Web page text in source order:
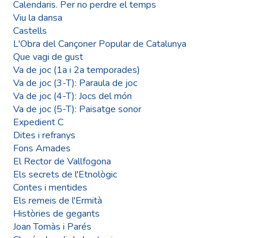
Calendaris. Per no perdre el temps
Viu la dansa
Castells
L'Obra del Cançoner Popular de Catalunya
Que vagi de gust
Va de joc (1a i 2a temporades)
Va de joc (3-T): Paraula de joc
Va de joc (4-T): Jocs del món
Va de joc (5-T): Paisatge sonor
Expedient C
Dites i refranys
Fons Amades
El Rector de Vallfogona
Els secrets de l'Etnològic
Contes i mentides
Els remeis de l'Ermità
Històries de gegants
Joan Tomàs i Parés